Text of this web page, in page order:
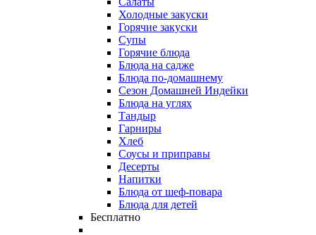
Холодные закуски
Горячие закуски
Супы
Горячие блюда
Блюда на садже
Блюда по-домашнему
Сезон Домашней Индейки
Блюда на углях
Тандыр
Гарниры
Хлеб
Соусы и приправы
Десерты
Напитки
Блюда от шеф-повара
Блюда для детей
Бесплатно